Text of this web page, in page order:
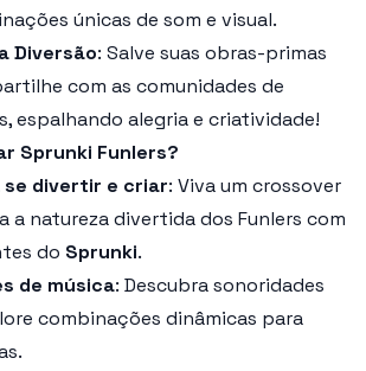
únicas de som e visual.
Diversão: Salve suas obras-primas
com as comunidades de
espalhando alegria e criatividade!
Sprunki Funlers?
se divertir e criar: Viva um crossover
a natureza divertida dos Funlers com
do Sprunki.
de música: Descubra sonoridades
combinações dinâmicas para